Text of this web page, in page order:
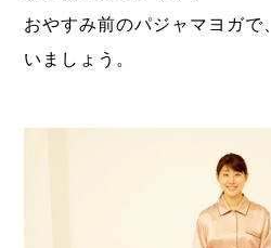
おやすみ前のパジャマヨガで
いましょう。